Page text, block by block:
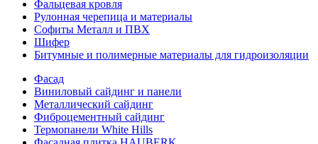
Фальцевая кровля
Рулонная черепица и материалы
Софиты Металл и ПВХ
Шифер
Битумные и полимерные материалы для гидроизоляции
Фасад
Виниловый сайдинг и панели
Металлический сайдинг
Фиброцементный сайдинг
Термопанели White Hills